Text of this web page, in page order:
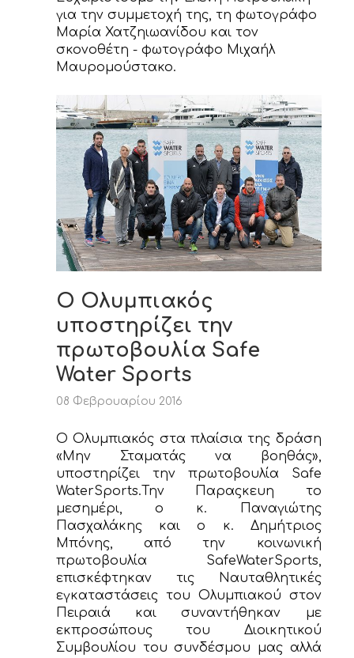
για την συμμετοχή της, τη φωτογράφο
Μαρία Χατζηιωανίδου και τον
σκονοθέτη - φωτογράφο Μιχαήλ
Μαυρομούστακο.
O Ολυμπιακός
υποστηρίζει την
πρωτοβουλία Safe
Water Sports
08 Φεβρουαρίου 2016
O Ολυμπιακός στα πλαίσια της δράση
«Μην Σταματάς να βοηθάς»,
υποστηρίζει την πρωτοβουλία Safe
WaterSports.Την Παραςκευη το
μεσημέρι, ο κ. Παναγιώτης
Πασχαλάκης και ο κ. Δημήτριος
Μπόνης, από την κοινωνική
πρωτοβουλία SafeWaterSports,
επισκέφτηκαν τις Ναυταθλητικές
εγκαταστάσεις του Ολυμπιακού στον
Πειραιά και συναντήθηκαν με
εκπροσώπους του Διοικητικού
Συμβουλίου του συνδέσμου μας αλλά